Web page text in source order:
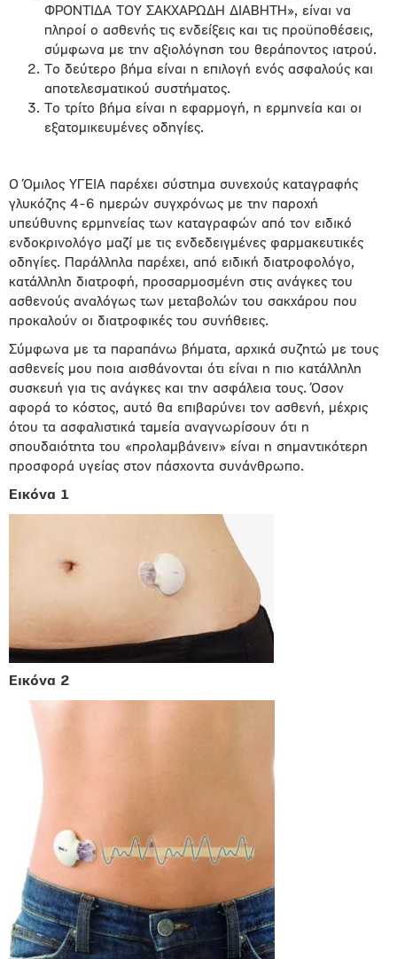
ΦΡΟΝΤΙΔΑ ΤΟΥ ΣΑΚΧΑΡΩΔΗ ΔΙΑΒΗΤΗ», είναι να
πληροί ο ασθενής τις ενδείξεις και τις προϋποθέσεις,
σύμφωνα με την αξιολόγηση του θεράποντος ιατρού.
Το δεύτερο βήμα είναι η επιλογή ενός ασφαλούς και
αποτελεσματικού συστήματος.
Το τρίτο βήμα είναι η εφαρμογή, η ερμηνεία και οι
εξατομικευμένες οδηγίες.
Ο Όμιλος ΥΓΕΙΑ παρέχει σύστημα συνεχούς καταγραφής
γλυκόζης 4-6 ημερών συγχρόνως με την παροχή
υπεύθυνης ερμηνείας των καταγραφών από τον ειδικό
ενδοκρινολόγο μαζί με τις ενδεδειγμένες φαρμακευτικές
οδηγίες. Παράλληλα παρέχει, από ειδική διατροφολόγο,
κατάλληλη διατροφή, προσαρμοσμένη στις ανάγκες του
ασθενούς αναλόγως των μεταβολών του σακχάρου που
προκαλούν οι διατροφικές του συνήθειες.
Σύμφωνα με τα παραπάνω βήματα, αρχικά συζητώ με τους
ασθενείς μου ποια αισθάνονται ότι είναι η πιο κατάλληλη
συσκευή για τις ανάγκες και την ασφάλεια τους. Όσον
αφορά το κόστος, αυτό θα επιβαρύνει τον ασθενή, μέχρις
ότου τα ασφαλιστικά ταμεία αναγνωρίσουν ότι η
σπουδαιότητα του «προλαμβάνειν» είναι η σημαντικότερη
προσφορά υγείας στον πάσχοντα συνάνθρωπο.
Εικόνα 1
Εικόνα 2